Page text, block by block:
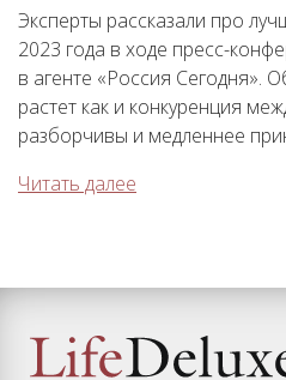
Эксперты рассказали про
2023 года в ходе пресс-
в агенте «Россия Сегодня».
растет как и конкуренция
разборчивы и медленнее
Читать далее